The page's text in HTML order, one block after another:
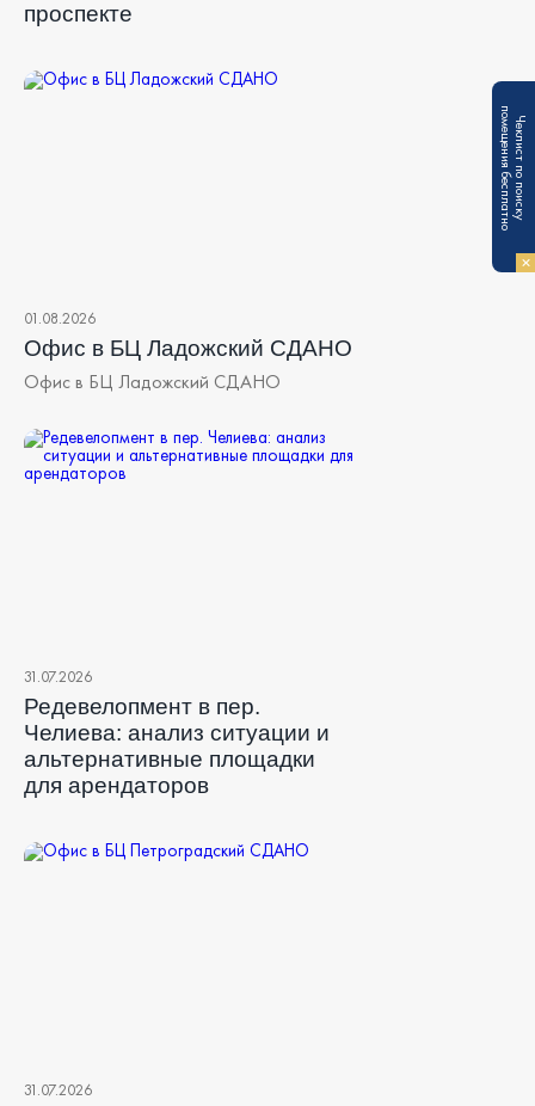
проспекте
01.08.2026
Офис в БЦ Ладожский СДАНО
Офис в БЦ Ладожский СДАНО
31.07.2026
Редевелопмент в пер.
Челиева: анализ ситуации и
альтернативные площадки
для арендаторов
31.07.2026
Ч
е
к
л
и
с
т
п
о
п
о
и
с
к
у
по
м
е
щ
е
н
и
я
б
е
с
п
л
а
т
н
о